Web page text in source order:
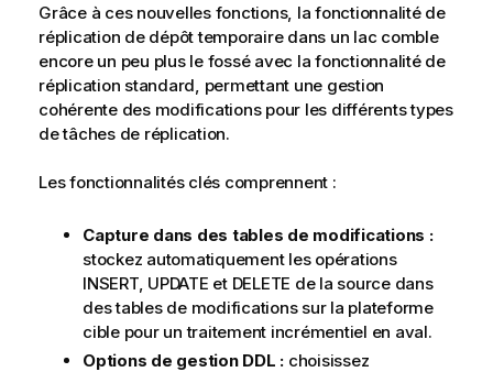
Grâce à ces nouvelles fonctions, la fonctionnalité de
réplication de dépôt temporaire dans un lac comble
encore un peu plus le fossé avec la fonctionnalité de
réplication standard, permettant une gestion
cohérente des modifications pour les différents types
de tâches de réplication.
Les fonctionnalités clés comprennent :
Capture dans des tables de modifications :
stockez automatiquement les opérations
INSERT, UPDATE et DELETE de la source dans
des tables de modifications sur la plateforme
cible pour un traitement incrémentiel en aval.
Options de gestion DDL : choisissez